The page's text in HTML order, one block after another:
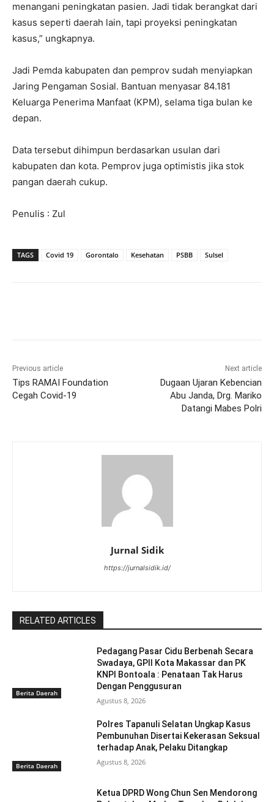
menangani peningkatan pasien. Jadi tidak berangkat dari
kasus seperti daerah lain, tapi proyeksi peningkatan
kasus,” ungkapnya.
Jadi Pemda kabupaten dan pemprov sudah menyiapkan
Jaring Pengaman Sosial. Bantuan menyasar 84.181
Keluarga Penerima Manfaat (KPM), selama tiga bulan ke
depan.
Data tersebut dihimpun berdasarkan usulan dari
kabupaten dan kota. Pemprov juga optimistis jika stok
pangan daerah cukup.
Penulis : Zul
TAGS Covid 19 Gorontalo Kesehatan PSBB Sulsel
Previous article
Tips RAMAI Foundation
Cegah Covid-19
Next article
Dugaan Ujaran Kebencian
Abu Janda, Drg. Mariko
Datangi Mabes Polri
Jurnal Sidik
https://jurnalsidik.id/
RELATED ARTICLES
Berita Daerah
Pedagang Pasar Cidu Berbenah Secara
Swadaya, GPII Kota Makassar dan PK
KNPI Bontoala : Penataan Tak Harus
Dengan Penggusuran
Agustus 8, 2026
Berita Daerah
Polres Tapanuli Selatan Ungkap Kasus
Pembunuhan Disertai Kekerasan Seksual
terhadap Anak, Pelaku Ditangkap
Agustus 8, 2026
Ketua DPRD Wong Chun Sen Mendorong